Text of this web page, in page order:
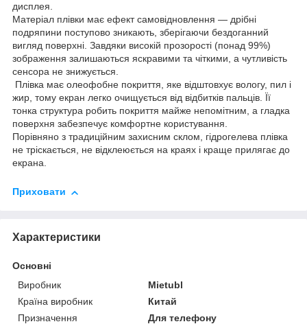
дисплея.
Матеріал плівки має ефект самовідновлення — дрібні
подряпини поступово зникають, зберігаючи бездоганний
вигляд поверхні. Завдяки високій прозорості (понад 99%)
зображення залишаються яскравими та чіткими, а чутливість
сенсора не знижується.
Плівка має олеофобне покриття, яке відштовхує вологу, пил і
жир, тому екран легко очищується від відбитків пальців. Її
тонка структура робить покриття майже непомітним, а гладка
поверхня забезпечує комфортне користування.
Порівняно з традиційним захисним склом, гідрогелева плівка
не тріскається, не відклеюється на краях і краще прилягає до
екрана.
Приховати
Характеристики
Основні
Виробник
Mietubl
Країна виробник
Китай
Призначення
Для телефону